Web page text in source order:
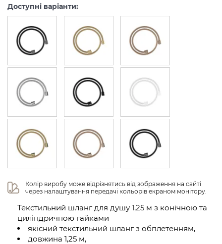
Доступні варіанти:
Колір виробу може відрізнятись від зображення на сайті
через налаштування передачі кольорів екраном монітору.
Текстильний шланг для душу 1,25 м з конічною та
циліндричною гайками
якісний текстильний шланг з обплетенням,
довжина 1,25 м,